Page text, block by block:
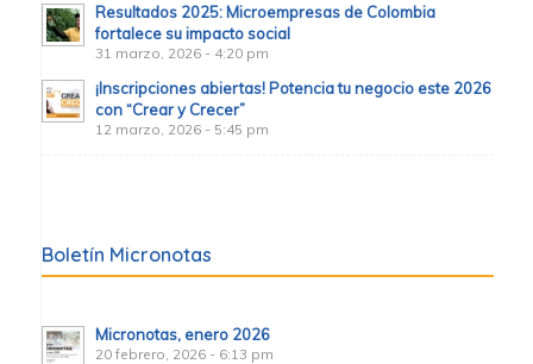
Resultados 2025: Microempresas de Colombia
fortalece su impacto social
31 marzo, 2026 - 4:20 pm
¡Inscripciones abiertas! Potencia tu negocio este 2026
con “Crear y Crecer”
12 marzo, 2026 - 5:45 pm
Boletín Micronotas
Micronotas, enero 2026
20 febrero, 2026 - 6:13 pm